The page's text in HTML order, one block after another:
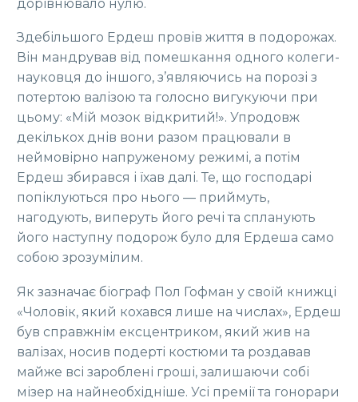
дорівнювало нулю.
Здебільшого Ердеш провів життя в подорожах.
Він мандрував від помешкання одного колеги-
науковця до іншого, з’являючись на порозі з
потертою валізою та голосно вигукуючи при
цьому: «Мій мозок відкритий!». Упродовж
декількох днів вони разом працювали в
неймовірно напруженому режимі, а потім
Ердеш збирався і їхав далі. Те, що господарі
попіклуються про нього — приймуть,
нагодують, виперуть його речі та спланують
його наступну подорож було для Ердеша само
собою зрозумілим.
Як зазначає біограф Пол Гофман у своїй книжці
«Чоловік, який кохався лише на числах», Ердеш
був справжнім ексцентриком, який жив на
валізах, носив подерті костюми та роздавав
майже всі зароблені гроші, залишаючи собі
мізер на найнеобхідніше. Усі премії та гонорари